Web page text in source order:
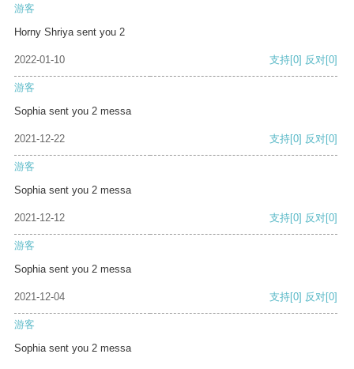
游客
Horny Shriya sent you 2
2022-01-10 支持[0] 反对[0]
游客
Sophia sent you 2 messa
2021-12-22 支持[0] 反对[0]
游客
Sophia sent you 2 messa
2021-12-12 支持[0] 反对[0]
游客
Sophia sent you 2 messa
2021-12-04 支持[0] 反对[0]
游客
Sophia sent you 2 messa